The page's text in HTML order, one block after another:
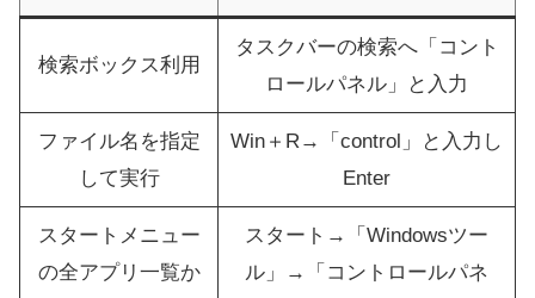
検索ボックス利用
タスクバーの検索へ「コント
ロールパネル」と入力
ファイル名を指定
して実行
Win＋R→「control」と入力し
Enter
スタートメニュー
の全アプリ一覧か
スタート→「Windowsツー
ル」→「コントロールパネ